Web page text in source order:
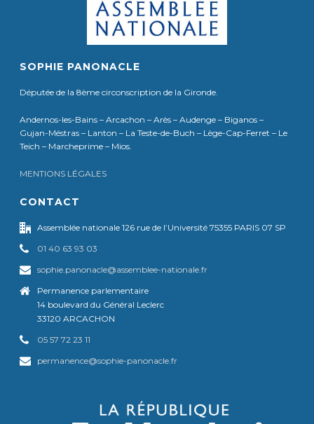
SOPHIE PANONACLE
Députée de la 8ème circonscription de la Gironde.
Andernos-les-Bains – Arcachon – Arès – Audenge – Biganos –
Gujan-Méstras – Lanton – La Teste-de-Buch – Lège-Cap-Ferret – Le
Teich – Marcheprime – Mios.
MENTIONS LÉGALES
CONTACT
Assemblée nationale 126 rue de l’Université 75355 PARIS 07 SP
01 40 63 93 03
sophie.panonacle@assemblee-nationale.fr
Permanence parlementaire
14 boulevard du Général Leclerc
33120 ARCACHON
05 57 72 23 11
permanence@sophie-panonacle.fr